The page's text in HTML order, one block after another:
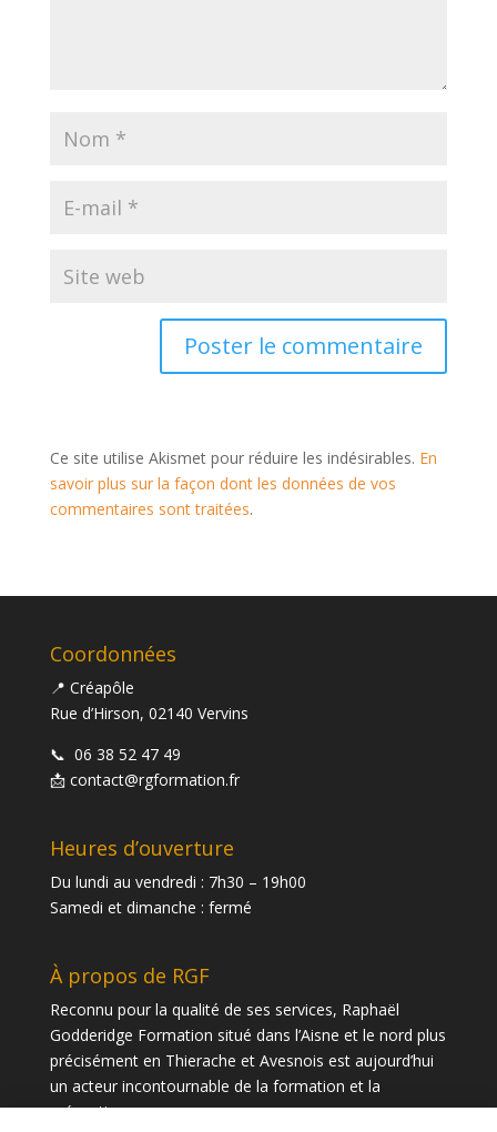
Ce site utilise Akismet pour réduire les indésirables. En
savoir plus sur la façon dont les données de vos
commentaires sont traitées.
Coordonnées
📍 Créapôle
Rue d’Hirson, 02140 Vervins
📞 06 38 52 47 49
📩 contact@rgformation.fr
Heures d’ouverture
Du lundi au vendredi : 7h30 – 19h00
Samedi et dimanche : fermé
À propos de RGF
Reconnu pour la qualité de ses services, Raphaël
Godderidge Formation situé dans l’Aisne et le nord plus
précisément en Thierache et Avesnois est aujourd’hui
un acteur incontournable de la formation et la
prévention.